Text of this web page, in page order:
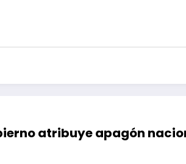
atribuye apagón